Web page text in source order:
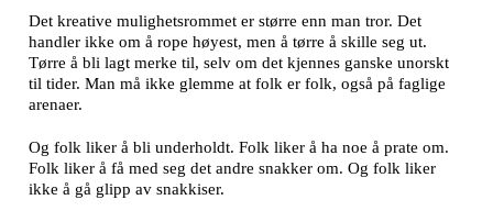
Det kreative mulighetsrommet er større enn man tror. Det
handler ikke om å rope høyest, men å tørre å skille seg ut.
Tørre å bli lagt merke til, selv om det kjennes ganske unorskt
til tider. Man må ikke glemme at folk er folk, også på faglige
arenaer.
Og folk liker å bli underholdt. Folk liker å ha noe å prate om.
Folk liker å få med seg det andre snakker om. Og folk liker
ikke å gå glipp av snakkiser.